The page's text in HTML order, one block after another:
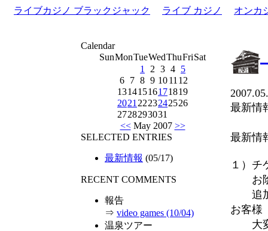
ライブカジノ ブラックジャック ライブ カジノ オンカ
Calendar
SunMonTueWedThuFriSat
1
2 3 4 5
6 7 8 9 1011 12
13141516171819
2021 2223242526
2728293031
<<May 2007 >>
SELECTED ENTRIES
最新情報 (05/17)
RECENT COMMENTS
報告
⇒ video games (10/04)
温泉ツアー
最新情
最新情
１）チ
お陰
追加
お客様
大変